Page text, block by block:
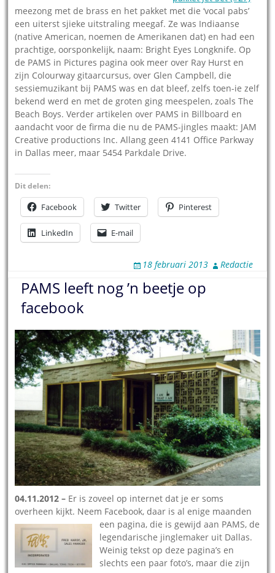
meezong met de brass en het pakket met die ‘vocal pabs’
een uiterst sjieke uitstraling meegaf. Ze was Indiaanse
(native American, noemen de Amerikanen dat) en had een
prachtige, oorsponkelijk, naam: Bright Eyes Longknife. Op
de PAMS in Pictures pagina ook meer over Ray Hurst en
zijn Colourway gitaarcursus, over Glen Campbell, die
sessiemuzikant bij PAMS was en dat bleef, zelfs toen-ie zelf
bekend werd en met de groten ging meespelen, zoals The
Beach Boys. Verder artikelen over PAMS in Billboard en
aandacht voor de firma die nu de PAMS-jingles maakt: JAM
Creative productions Inc. Allang geen 4141 Office Parkway
in Dallas meer, maar 5454 Parkdale Drive.
Dit delen:
Facebook Twitter Pinterest
LinkedIn E-mail
18 februari 2013 Redactie
PAMS leeft nog ’n beetje op
facebook
04.11.2012 – Er is zoveel op internet dat je er soms
overheen kijkt. Neem Facebook, daar is al enige maanden
een pagina, die is gewijd aan PAMS, de
legendarische jinglemaker uit Dallas.
Weinig tekst op deze pagina’s en
slechts een paar foto’s, maar die zijn